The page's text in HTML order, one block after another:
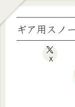
ギア用スノ
X